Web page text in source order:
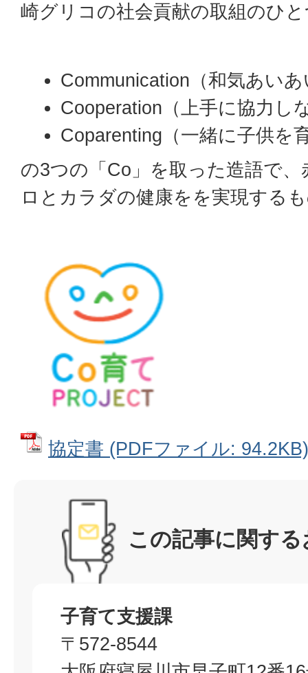
崎グリコの社会貢献の取組のひ
Communication（和気あい
Cooperation（上手に協力し
Coparenting（一緒に子供を
の3つの「Co」を取った造語で
ロとカラダの健康をを実現する
協定書 (PDFファイル: 94.2KB)
この記事に関す
子育て支援課
〒572-8544